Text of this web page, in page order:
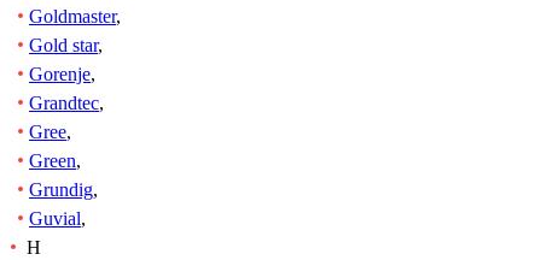
Goldmaster,
Gold star,
Gorenje,
Grandtec,
Gree,
Green,
Grundig,
Guvial,
H